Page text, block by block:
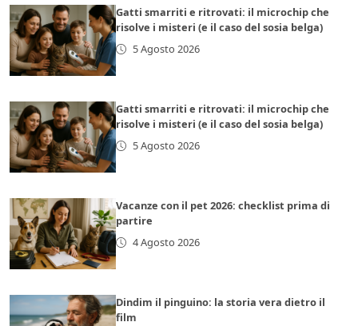
Gatti smarriti e ritrovati: il microchip che
risolve i misteri (e il caso del sosia belga)
5 Agosto 2026
Gatti smarriti e ritrovati: il microchip che
risolve i misteri (e il caso del sosia belga)
5 Agosto 2026
Vacanze con il pet 2026: checklist prima di
partire
4 Agosto 2026
Dindim il pinguino: la storia vera dietro il
film